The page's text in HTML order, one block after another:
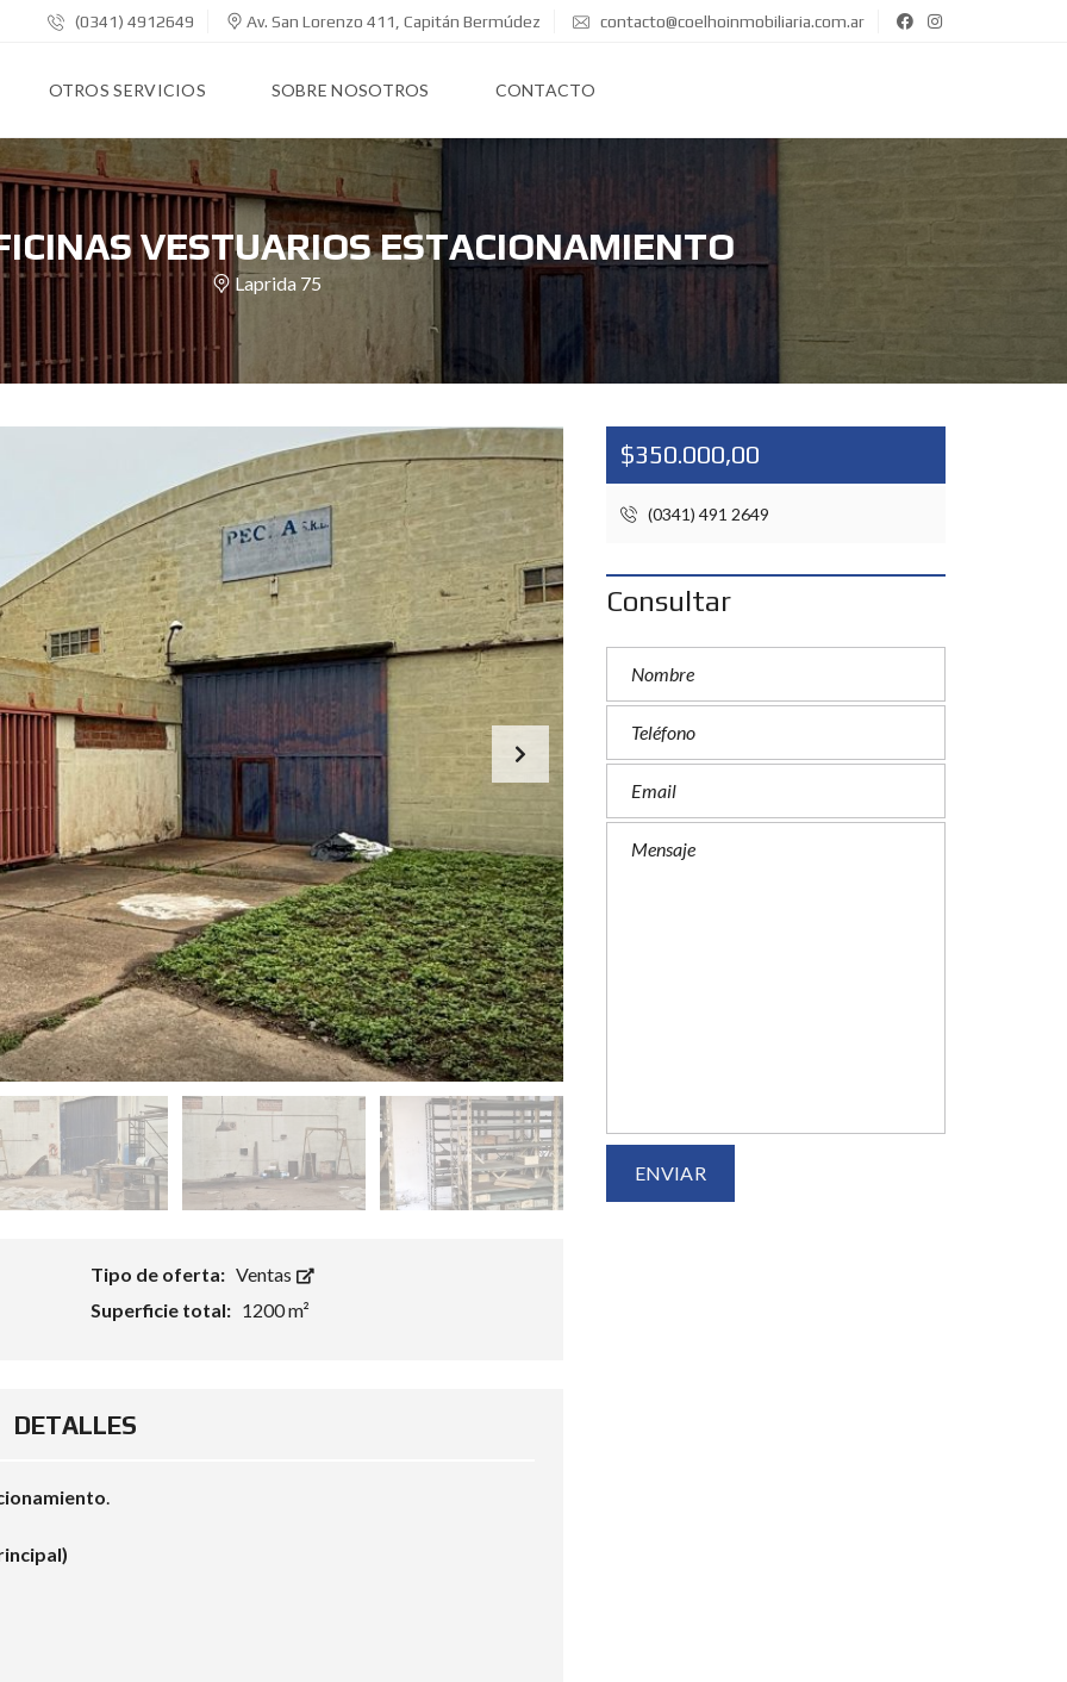
(0341) 4912649 Av. San Lorenzo 411, Capitán Bermúdez contacto@coelhoinmobiliaria.com.ar
OTROS SERVICIOS SOBRE NOSOTROS CONTACTO
VESTUARIOS ESTACIONAMIENTO
Laprida 75
Tipo de oferta: Ventas
Superficie total: 1200 m²
DETALLES
.
$350.000,00
(0341) 491 2649
Consultar